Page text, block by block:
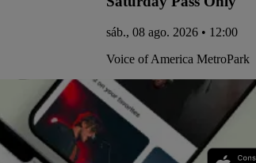
sáb., 08 ago. 2026 • 12:00
Voice of America MetroPark